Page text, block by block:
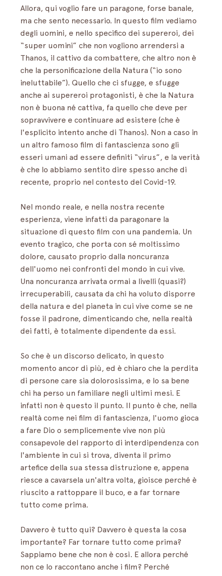
Allora, qui voglio fare un paragone, forse banale,
ma che sento necessario. In questo film vediamo
degli uomini, e nello specifico dei supereroi, dei
“super uomini” che non vogliono arrendersi a
Thanos, il cattivo da combattere, che altro non è
che la personificazione della Natura (“io sono
ineluttabile”). Quello che ci sfugge, e sfugge
anche ai supereroi protagonisti, è che la Natura
non è buona né cattiva, fa quello che deve per
sopravvivere e continuare ad esistere (che è
l'esplicito intento anche di Thanos). Non a caso in
un altro famoso film di fantascienza sono gli
esseri umani ad essere definiti “virus”, e la verità
è che lo abbiamo sentito dire spesso anche di
recente, proprio nel contesto del Covid-19.
Nel mondo reale, e nella nostra recente
esperienza, viene infatti da paragonare la
situazione di questo film con una pandemia. Un
evento tragico, che porta con sé moltissimo
dolore, causato proprio dalla noncuranza
dell'uomo nei confronti del mondo in cui vive.
Una noncuranza arrivata ormai a livelli (quasi?)
irrecuperabili, causata da chi ha voluto disporre
della natura e del pianeta in cui vive come se ne
fosse il padrone, dimenticando che, nella realtà
dei fatti, è totalmente dipendente da essi.
So che è un discorso delicato, in questo
momento ancor di più, ed è chiaro che la perdita
di persone care sia dolorosissima, e lo sa bene
chi ha perso un familiare negli ultimi mesi. E
infatti non è questo il punto. Il punto è che, nella
realtà come nei film di fantascienza, l'uomo gioca
a fare Dio o semplicemente vive non più
consapevole del rapporto di interdipendenza con
l'ambiente in cui si trova, diventa il primo
artefice della sua stessa distruzione e, appena
riesce a cavarsela un'altra volta, gioisce perché è
riuscito a rattoppare il buco, e a far tornare
tutto come prima.
Davvero è tutto qui? Davvero è questa la cosa
importante? Far tornare tutto come prima?
Sappiamo bene che non è così. E allora perché
non ce lo raccontano anche i film? Perché